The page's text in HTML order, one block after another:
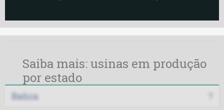
Saiba mais: usinas em produção
por estado
Bahia